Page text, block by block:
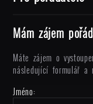
Mám zájem
Máte zájem o
následující formulář a
Jméno: